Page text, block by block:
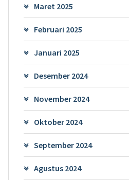
Maret 2025
Februari 2025
Januari 2025
Desember 2024
November 2024
Oktober 2024
September 2024
Agustus 2024